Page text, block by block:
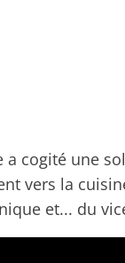
a cogité une
vers la
et... du